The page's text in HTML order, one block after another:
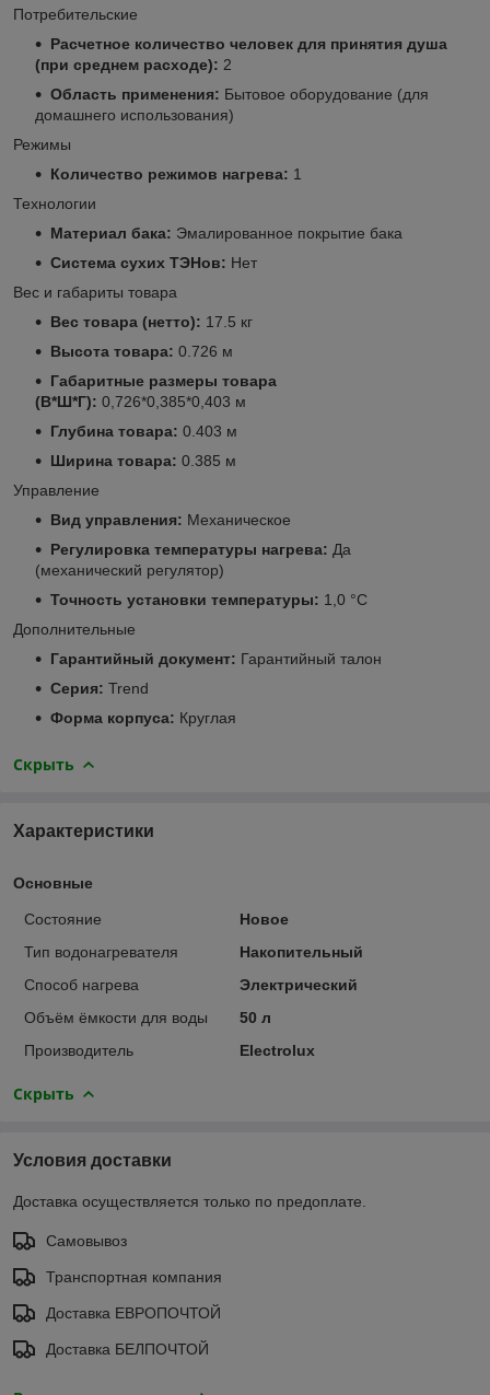
Потребительские
Расчетное количество человек для принятия душа
(при среднем расходе): 2
Область применения: Бытовое оборудование (для
домашнего использования)
Режимы
Количество режимов нагрева: 1
Технологии
Материал бака: Эмалированное покрытие бака
Система сухих ТЭНов: Нет
Вес и габариты товара
Вес товара (нетто): 17.5 кг
Высота товара: 0.726 м
Габаритные размеры товара
(В*Ш*Г): 0,726*0,385*0,403 м
Глубина товара: 0.403 м
Ширина товара: 0.385 м
Управление
Вид управления: Механическое
Регулировка температуры нагрева: Да
(механический регулятор)
Точность установки температуры: 1,0 °С
Дополнительные
Гарантийный документ: Гарантийный талон
Серия: Trend
Форма корпуса: Круглая
Скрыть
Характеристики
Основные
Состояние
Новое
Тип водонагревателя
Накопительный
Способ нагрева
Электрический
Объём ёмкости для воды
50 л
Производитель
Electrolux
Скрыть
Условия доставки
Доставка осуществляется только по предоплате.
Самовывоз
Транспортная компания
Доставка ЕВРОПОЧТОЙ
Доставка БЕЛПОЧТОЙ